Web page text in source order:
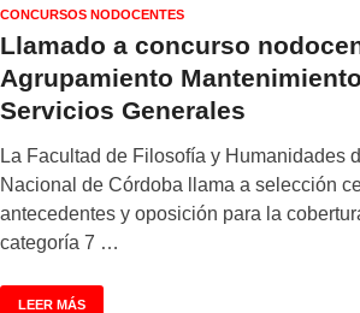
CONCURSOS NODOCENTES
Llamado a concurso
Agrupamiento
Servicios Generales
La Facultad de Filosofía y Humanidades
Nacional de Córdoba llama a selección
antecedentes y oposición para la
categoría 7 …
LEER MÁS